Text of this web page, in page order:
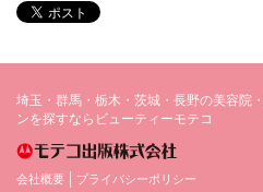
埼玉・群馬・栃木・茨城・長野の美容院
ンを探すならビューティーモテコ
会社概要 プライバシーポリシー